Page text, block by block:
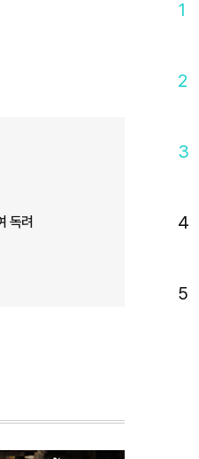
독려
1
2
3
4
5